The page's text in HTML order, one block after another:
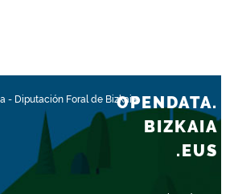
- Diputación Foral de BizkaiaOPENDATA.
BIZKAIA
.EUS